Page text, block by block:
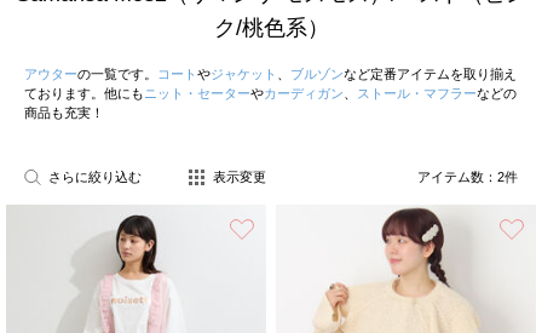
ク/桃色系）
アウターの一覧です。 コート やジャケット ブルゾンなど定番アイテムを取り揃え
ております。他にも ニット・セーターやカーディガン ストール・マフラーなどの
商品も充実！
さらに絞り込む 表示変更 アイテム数： 2件